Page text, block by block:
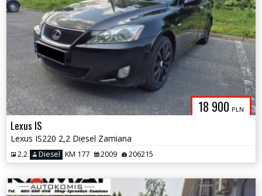
18 900 PLN
Lexus IS
Lexus IS220 2,2 Diesel Zamiana
2.2 Diesel KM 177 2009 206215